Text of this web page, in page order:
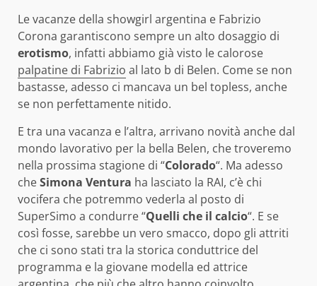
Le vacanze della showgirl argentina e Fabrizio
Corona garantiscono sempre un alto dosaggio di
erotismo, infatti abbiamo già visto le calorose
palpatine di Fabrizio al lato b di Belen. Come se non
bastasse, adesso ci mancava un bel topless, anche
se non perfettamente nitido.
E tra una vacanza e l’altra, arrivano novità anche dal
mondo lavorativo per la bella Belen, che troveremo
nella prossima stagione di “Colorado“. Ma adesso
cheSimona Ventura ha lasciato la RAI, c’è chi
vocifera che potremmo vederla al posto di
SuperSimo a condurre “Quelli che il calcio“. E se
così fosse, sarebbe un vero smacco, dopo gli attriti
che ci sono stati tra la storica conduttrice del
programma e la giovane modella ed attrice